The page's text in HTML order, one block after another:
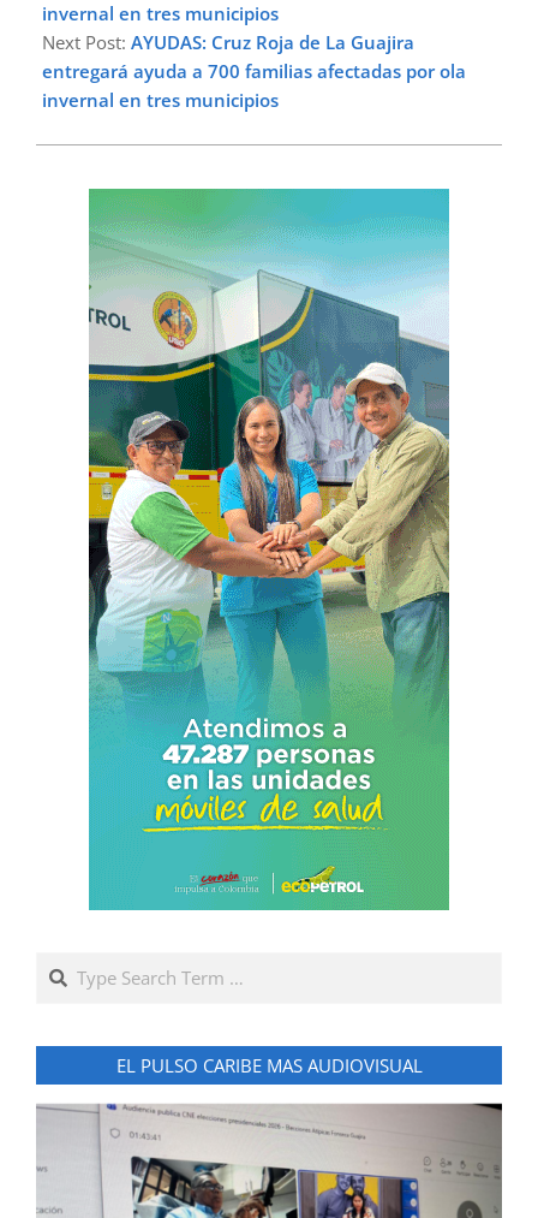
invernal en tres municipios
Next Post: AYUDAS: Cruz Roja de La Guajira
entregará ayuda a 700 familias afectadas por ola
invernal en tres municipios
Search
EL PULSO CARIBE MAS AUDIOVISUAL